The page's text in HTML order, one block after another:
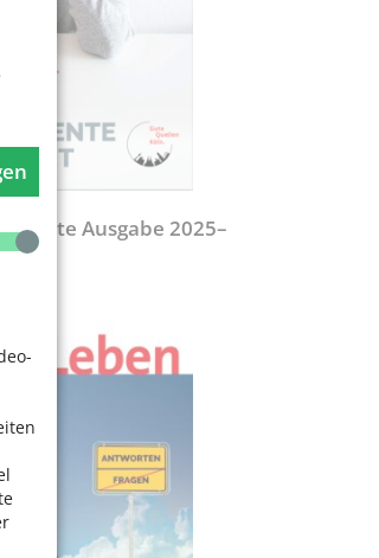
Ausgabe 2025–